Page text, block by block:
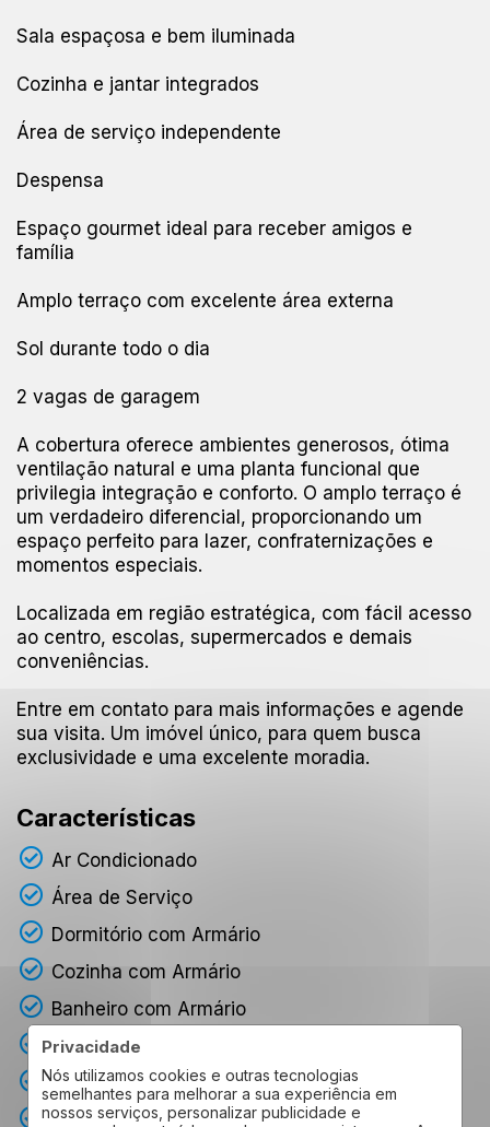
Privacidade
Nós utilizamos cookies e outras tecnologias
semelhantes para melhorar a sua experiência em
nossos serviços, personalizar publicidade e
Sala espaçosa e bem iluminada
Cozinha e jantar integrados
Área de serviço independente
Despensa
Espaço gourmet ideal para receber amigos e
família
Amplo terraço com excelente área externa
Sol durante todo o dia
2 vagas de garagem
A cobertura oferece ambientes generosos, ótima
ventilação natural e uma planta funcional que
privilegia integração e conforto. O amplo terraço é
um verdadeiro diferencial, proporcionando um
espaço perfeito para lazer, confraternizações e
momentos especiais.
Localizada em região estratégica, com fácil acesso
ao centro, escolas, supermercados e demais
conveniências.
Entre em contato para mais informações e agende
sua visita. Um imóvel único, para quem busca
exclusividade e uma excelente moradia.
Características
Ar Condicionado
Área de Serviço
Dormitório com Armário
Cozinha com Armário
Banheiro com Armário
Banheiro com Box
Varanda
Escritório